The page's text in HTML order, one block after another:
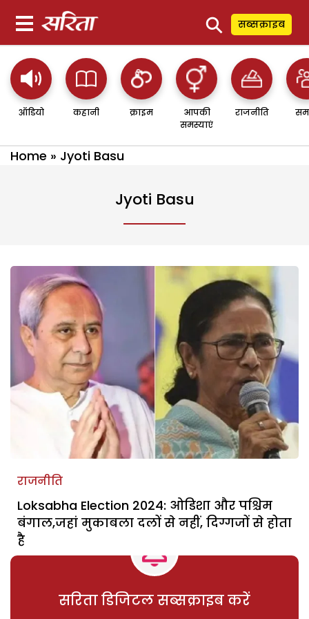
⚲ सब्सक्राइब
ऑडियो कहानी क्राइम
आपकी
समस्याएं
राजनीति
Home » Jyoti Basu
Jyoti Basu
राजनीति
Loksabha Election 2024: ओडिशा और पश्चिम
बंगाल,जहां मुकाबला दलों से नहीं, दिग्गजों से होता
है
सरिता डिजिटल सब्सक्राइब करें